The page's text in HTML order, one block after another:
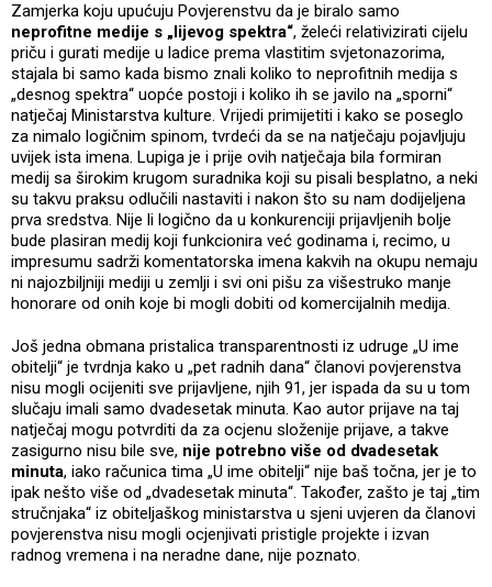
Zamjerka koju upućuju Povjerenstvu da je biralo samo
neprofitne medije s „lijevog spektra“, želeći relativizirati cijelu
priču i gurati medije u ladice prema vlastitim svjetonazorima,
stajala bi samo kada bismo znali koliko to neprofitnih medija s
„desnog spektra“ uopće postoji i koliko ih se javilo na „sporni“
natječaj Ministarstva kulture. Vrijedi primijetiti i kako se poseglo
za nimalo logičnim spinom, tvrdeći da se na natječaju pojavljuju
uvijek ista imena. Lupiga je i prije ovih natječaja bila formiran
medij sa širokim krugom suradnika koji su pisali besplatno, a neki
su takvu praksu odlučili nastaviti i nakon što su nam dodijeljena
prva sredstva. Nije li logično da u konkurenciji prijavljenih bolje
bude plasiran medij koji funkcionira već godinama i, recimo, u
impresumu sadrži komentatorska imena kakvih na okupu nemaju
ni najozbiljniji mediji u zemlji i svi oni pišu za višestruko manje
honorare od onih koje bi mogli dobiti od komercijalnih medija.
Još jedna obmana pristalica transparentnosti iz udruge „U ime
obitelji“ je tvrdnja kako u „pet radnih dana“ članovi povjerenstva
nisu mogli ocijeniti sve prijavljene, njih 91, jer ispada da su u tom
slučaju imali samo dvadesetak minuta. Kao autor prijave na taj
natječaj mogu potvrditi da za ocjenu složenije prijave, a takve
zasigurno nisu bile sve, nije potrebno više od dvadesetak
minuta, iako računica tima „U ime obitelji“ nije baš točna, jer je to
ipak nešto više od „dvadesetak minuta“. Također, zašto je taj „tim
stručnjaka“ iz obiteljaškog ministarstva u sjeni uvjeren da članovi
povjerenstva nisu mogli ocjenjivati pristigle projekte i izvan
radnog vremena i na neradne dane, nije poznato.